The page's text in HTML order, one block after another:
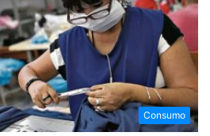
Consumo